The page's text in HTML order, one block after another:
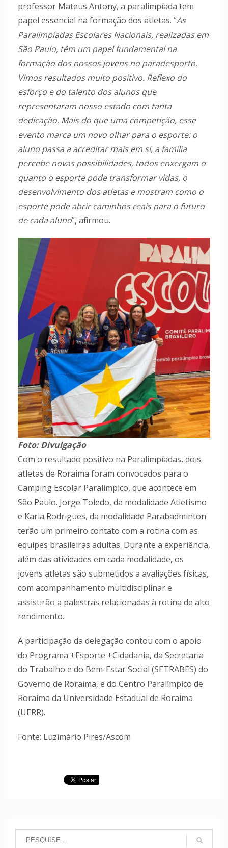
professor Mateus Antony, a paralimpíada tem
papel essencial na formação dos atletas. “As
Paralimpíadas Escolares Nacionais, realizadas em
São Paulo, têm um papel fundamental na
formação dos nossos jovens no paradesporto.
Vimos resultados muito positivo. Reflexo do
esforço e do talento dos alunos que
representaram nosso estado com tanta
dedicação. Mais do que uma competição, esse
evento marca um novo olhar para o esporte: o
aluno passa a acreditar mais em si, a família
percebe novas possibilidades, todos enxergam o
quanto o esporte pode transformar vidas, o
desenvolvimento dos atletas e mostram como o
esporte pode abrir caminhos reais para o futuro
de cada aluno”, afirmou.
Foto: Divulgação
Com o resultado positivo na Paralimpíadas, dois
atletas de Roraima foram convocados para o
Camping Escolar Paralímpico, que acontece em
São Paulo. Jorge Toledo, da modalidade Atletismo
e Karla Rodrigues, da modalidade Parabadminton
terão um primeiro contato com a rotina com as
equipes brasileiras adultas. Durante a experiência,
além das atividades em cada modalidade, os
jovens atletas são submetidos a avaliações físicas,
com acompanhamento multidisciplinar e
assistirão a palestras relacionadas à rotina de alto
rendimento.
A participação da delegação contou com o apoio
do Programa +Esporte +Cidadania, da Secretaria
do Trabalho e do Bem-Estar Social (SETRABES) do
Governo de Roraima, e do Centro Paralímpico de
Roraima da Universidade Estadual de Roraima
(UERR).
Fonte: Luzimário Pires/Ascom